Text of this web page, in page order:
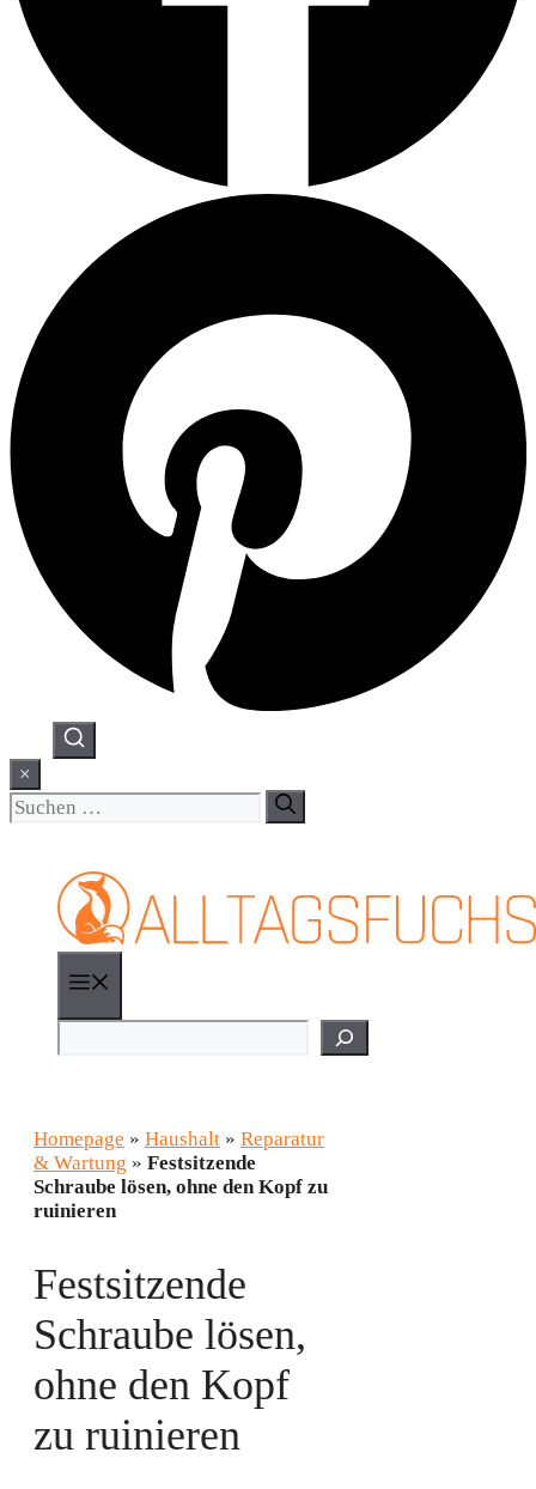
×
Suchen
nach:
Homepage » Haushalt » Reparatur
& Wartung » Festsitzende
Schraube lösen, ohne den Kopf zu
ruinieren
Festsitzende
Schraube lösen,
ohne den Kopf
zu ruinieren